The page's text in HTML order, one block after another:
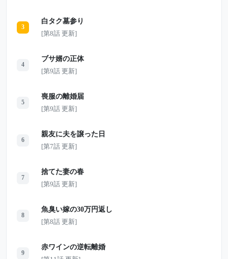
3
白タク墓参り
[第8話 更新]
4
ブサ婿の正体
[第9話 更新]
5
喪服の離婚届
[第9話 更新]
6
親友に夫を譲った日
[第7話 更新]
7
捨てた妻の春
[第9話 更新]
8
魚臭い嫁の30万円返し
[第8話 更新]
9
赤ワインの逆転離婚